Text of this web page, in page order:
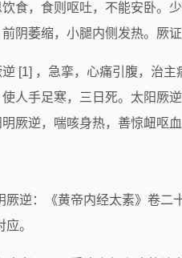
食，食则呕吐，不能安卧。
阴萎缩，小腿内侧发热。厥
[1] ，急挛，心痛引腹，治
人手足寒，三日死。太阳厥
厥逆，喘咳身热，善惊衄呕血
厥逆：《黄帝内经太素》卷二
。